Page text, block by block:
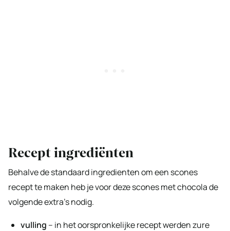
Recept ingrediënten
Behalve de standaard ingredienten om een scones
recept te maken heb je voor deze scones met chocola de
volgende extra’s nodig.
vulling – in het oorspronkelijke recept werden zure